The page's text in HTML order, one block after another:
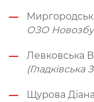
ОЗО
Левковська
(Гладківська
Щурова